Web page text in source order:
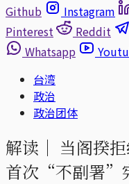
Github
Instagram
Pinterest
Reddit
Whatsapp
台湾
政治
政治团体
解读｜ 当阁揆
首次“不副署”